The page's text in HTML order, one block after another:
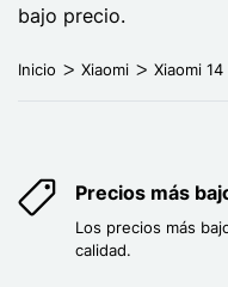
bajo precio.
Inicio Xiaomi Xiaomi 14
Precios más
Los precios más
calidad.